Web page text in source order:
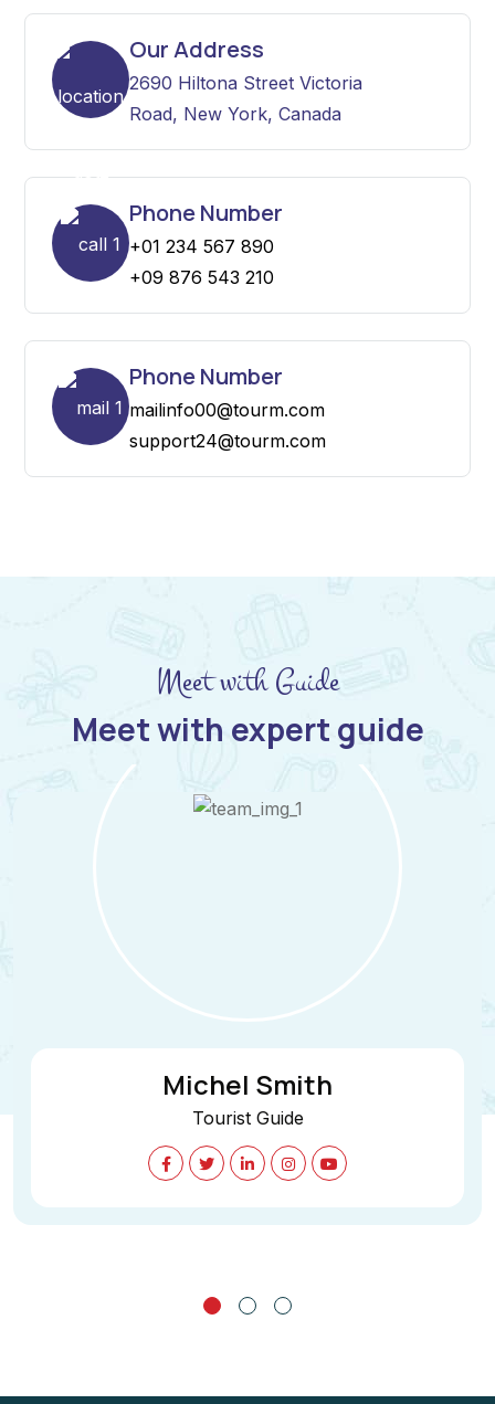
Our Address
2690 Hiltona Street Victoria
Road, New York, Canada
Phone Number
+01 234 567 890
+09 876 543 210
Phone Number
mailinfo00@tourm.com
support24@tourm.com
Meet with Guide
Meet with expert guide
Michel Smith
Tourist Guide